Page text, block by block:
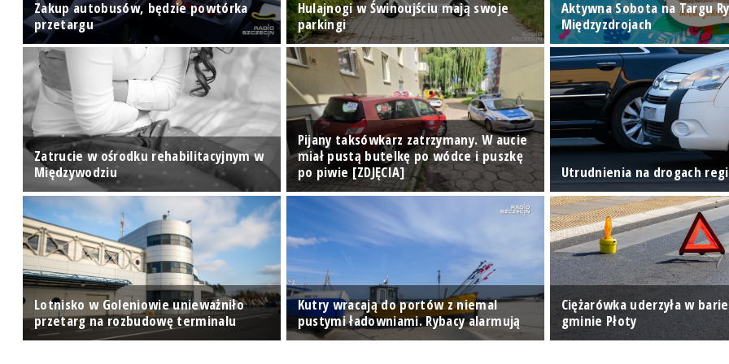
Zakup autobusów, będzie powtórka
przetargu
Hulajnogi w Świnoujściu mają swoje
parkingi
Aktywna Sobota na Targu
Międzyzdrojach
Zatrucie w ośrodku rehabilitacyjnym w
Międzywodziu
Pijany taksówkarz zatrzymany. W aucie
miał pustą butelkę po wódce i puszkę
po piwie [ZDJĘCIA]
Utrudnienia na drogach
Lotnisko w Goleniowie unieważniło
przetarg na rozbudowę terminalu
Kutry wracają do portów z niemal
pustymi ładowniami. Rybacy alarmują
Ciężarówka uderzyła w
gminie Płoty